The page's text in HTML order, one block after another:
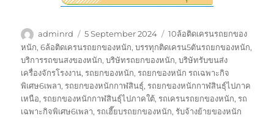
Author
adminrd
Posted
on
5 September 2024 Tags
10ล้อติดเครนรถยกของ
หนัก,6ล้อติดเครนรถยกของหนัก,บรรทุกติดเครน5ตันรถยกของหนัก,
บริการรถขนสงของหนัก,บริษัทรถยกของหนัก,บริษัทรับขนส่ง
เครื่องจักรโรงงาน,รถยกของหนัก,รถยกของหนัก รถเฉพาะกิจ
พิเศษ6เพลา,รถยกของหนักกาฬสินธุ์,รถยกของหนักกาฬสินธุ์ไปภาค
เหนือ,รถยกของหนักกาฬสินธุ์ไปภาคใต้,รถเครนรถยกของหนัก,รถ
เฉพาะกิจพิเศษ6เพลา,รถเฮี๊ยบรถยกของหนัก,รับจ้างย้ายของหนัก